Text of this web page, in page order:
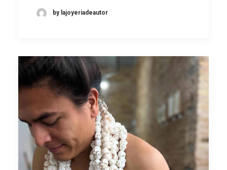
by lajoyeriadeautor